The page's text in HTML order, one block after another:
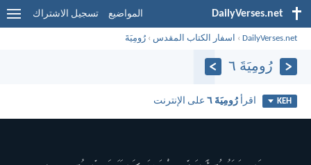
DailyVerses.net المواضيع تسجيل الاشتراك
DailyVerses.net
› اسفار الكتاب المقدس ›رُومِيَةَ
رُومِيَةَ ٦
KEH اقرأرُومِيَةَ ٦ على الإنترنت